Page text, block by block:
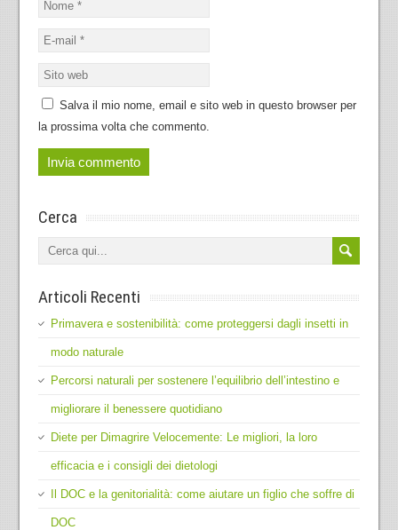
Salva il mio nome, email e sito web in questo browser per
la prossima volta che commento.
Cerca
Articoli Recenti
Primavera e sostenibilità: come proteggersi dagli insetti in
modo naturale
Percorsi naturali per sostenere l’equilibrio dell’intestino e
migliorare il benessere quotidiano
Diete per Dimagrire Velocemente: Le migliori, la loro
efficacia e i consigli dei dietologi
Il DOC e la genitorialità: come aiutare un figlio che soffre di
DOC